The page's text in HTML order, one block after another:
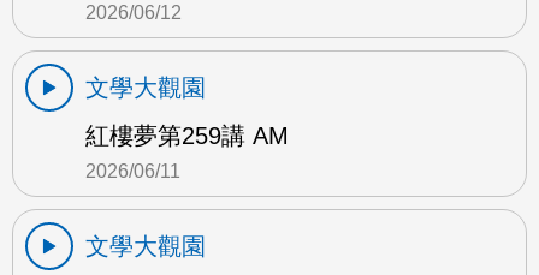
2026/06/12
文學大觀園
紅樓夢第259講 AM
2026/06/11
文學大觀園